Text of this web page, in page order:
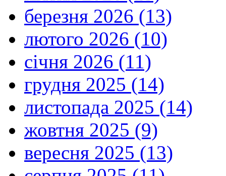
березня 2026 (13)
лютого 2026 (10)
січня 2026 (11)
грудня 2025 (14)
листопада 2025 (14)
жовтня 2025 (9)
вересня 2025 (13)